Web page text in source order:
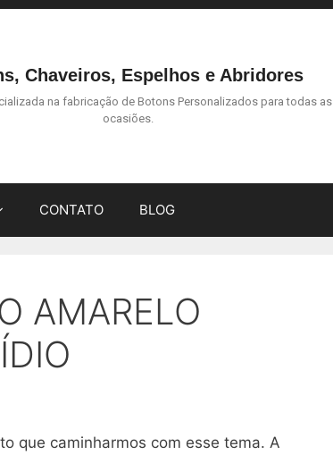
Chaveiros, Espelhos e Abridores
na fabricação de Botons Personalizados para todas as
ocasiões.
CONTATO BLOG
AMARELO
que caminharmos com esse tema. A